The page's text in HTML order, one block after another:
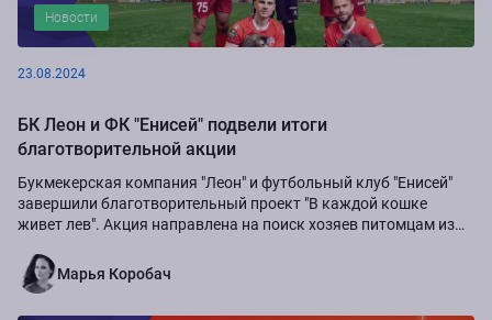
Новости
23.08.2024
БК Леон и ФК "Енисей" подвели итоги
благотворительной акции
Букмекерская компания "Леон" и футбольный клуб "Енисей"
завершили благотворительный проект "В каждой кошке
живет лев". Акция направлена на поиск хозяев питомцам из
Марья Коробач